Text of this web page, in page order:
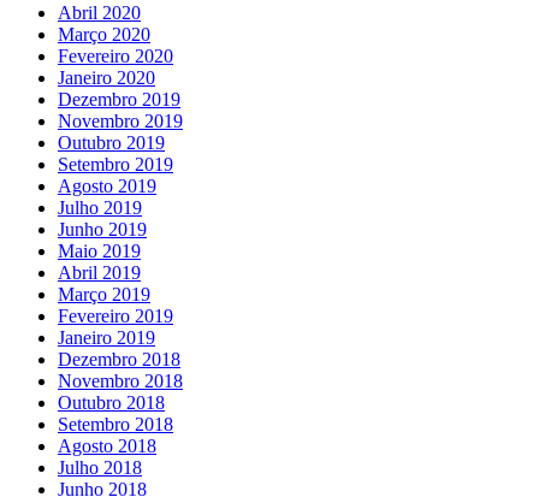
Abril 2020
Março 2020
Fevereiro 2020
Janeiro 2020
Dezembro 2019
Novembro 2019
Outubro 2019
Setembro 2019
Agosto 2019
Julho 2019
Junho 2019
Maio 2019
Abril 2019
Março 2019
Fevereiro 2019
Janeiro 2019
Dezembro 2018
Novembro 2018
Outubro 2018
Setembro 2018
Agosto 2018
Julho 2018
Junho 2018